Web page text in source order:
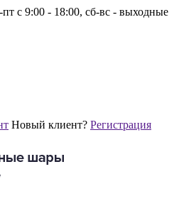
с 9:00 - 18:00, сб-вс - выходные
Новый клиент? Регистрация